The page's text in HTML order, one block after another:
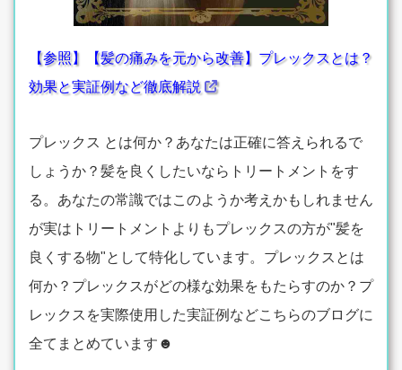
【参照】【髪の痛みを元から改善】プレックスとは？
効果と実証例など徹底解説
プレックス とは何か？あなたは正確に答えられるで
しょうか？髪を良くしたいならトリートメントをす
る。あなたの常識ではこのようか考えかもしれません
が実はトリートメントよりもプレックスの方が"髪を
良くする物"として特化しています。プレックスとは
何か？プレックスがどの様な効果をもたらすのか？プ
レックスを実際使用した実証例などこちらのブログに
全てまとめています☻